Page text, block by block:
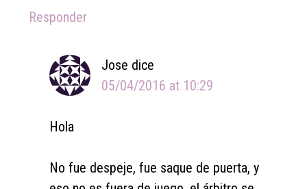
Responder
Jose dice
05/04/2016 at 10:29
Hola
No fue despeje, fue saque de puerta, y